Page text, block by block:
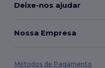
Deixe-nos ajudar
Nossa Empresa
Métodos de Pagamento